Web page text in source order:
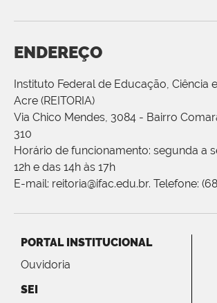
ENDEREÇO
Instituto Federal de Educação, Ciência
Acre (REITORIA)
Via Chico Mendes, 3084 - Bairro
310
Horário de funcionamento: segunda a
12h e das 14h às 17h
E-mail: reitoria@ifac.edu.br. Telefone:
PORTAL INSTITUCIONAL
Ouvidoria
SEI